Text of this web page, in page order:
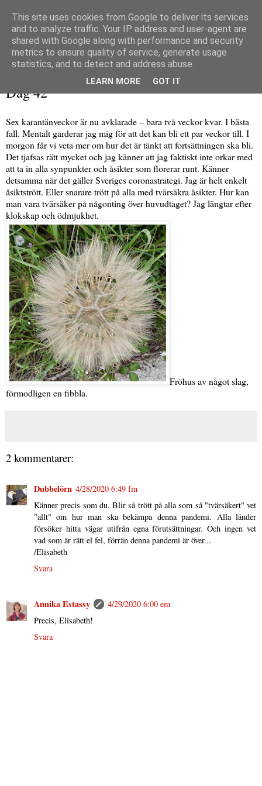
Dag 42
Sex karantänveckor är nu avklarade – bara två veckor kvar. I bästa
fall. Mentalt garderar jag mig för att det kan bli ett par veckor till. I
morgon får vi veta mer om hur det är tänkt att fortsättningen ska bli.
Det tjafsas rätt mycket och jag känner att jag faktiskt inte orkar med
att ta in alla synpunkter och åsikter som florerar runt. Känner
detsamma när det gäller Sveriges coronastrategi. Jag är helt enkelt
åsiktstrött. Eller snarare trött på alla med tvärsäkra åsikter. Hur kan
man vara tvärsäker på någonting över huvudtaget? Jag längtar efter
klokskap och ödmjukhet.
Fröhus av något slag,
förmodligen en fibbla.
2 kommentarer:
Dubbelörn 4/28/2020 6:49 fm
Känner precis som du. Blir så trött på alla som så "tvärsäkert" vet
"allt" om hur man ska bekämpa denna pandemi. Alla länder
försöker hitta vägar utifrån egna förutsättningar. Och ingen vet
vad som är rätt el fel, förrän denna pandemi är över...
/Elisabeth
Svara
Annika Estassy
4/29/2020 6:00 em
Precis, Elisabeth!
Svara
This site uses cookies from Google to deliver its services
and to analyze traffic. Your IP address and user-agent are
shared with Google along with performance and security
metrics to ensure quality of service, generate usage
statistics, and to detect and address abuse.
LEARN MORE GOT IT